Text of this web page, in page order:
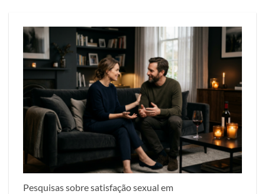
Pesquisas sobre satisfação sexual em